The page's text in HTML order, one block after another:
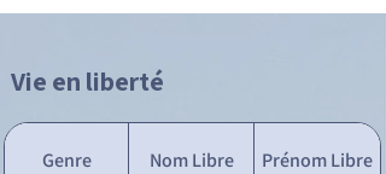
Vie en liberté
Genre Nom Libre Prénom Libre